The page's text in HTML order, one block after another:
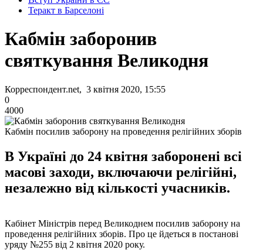
Теракт в Барселоні
Кабмін заборонив
святкування Великодня
Корреспондент.net, 3 квітня 2020, 15:55
0
4000
Кабмін посилив заборону на проведення релігійних зборів
В Україні до 24 квітня заборонені всі
масові заходи, включаючи релігійні,
незалежно від кількості учасників.
Кабінет Міністрів перед Великоднем посилив заборону на
проведення релігійних зборів. Про це йдеться в постанові
уряду №255 від 2 квітня 2020 року.